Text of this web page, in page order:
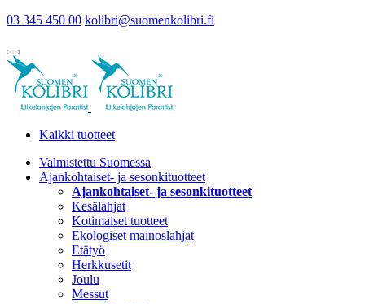
03 345 450 00 kolibri@suomenkolibri.fi
Kaikki tuotteet
Valmistettu Suomessa
Ajankohtaiset- ja sesonkituotteet
Ajankohtaiset- ja sesonkituotteet
Kesälahjat
Kotimaiset tuotteet
Ekologiset mainoslahjat
Etätyö
Herkkusetit
Joulu
Messut